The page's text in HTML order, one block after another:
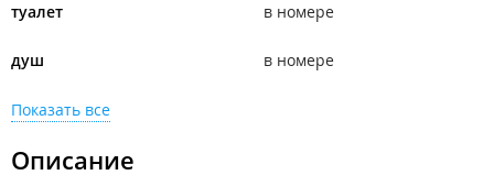
туалет в номере
душ в номере
Показать все
Описание